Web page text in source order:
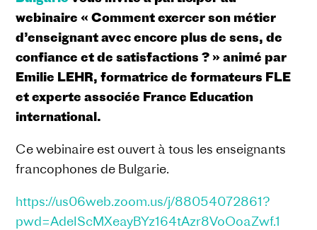
webinaire « Comment exercer son métier
d’enseignant avec encore plus de sens, de
confiance et de satisfactions ? » animé par
Emilie LEHR, formatrice de formateurs FLE
et experte associée France Education
international.
Ce webinaire est ouvert à tous les enseignants
francophones de Bulgarie.
https://us06web.zoom.us/j/88054072861?
pwd=AdeIScMXeayBYz164tAzr8VoOoaZwf.1